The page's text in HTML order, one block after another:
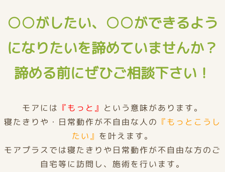
○○がしたい、○○ができるよう
になりたいを諦めていませんか？
諦める前にぜひご相談下さい！
モアには 『もっと』 という意味があります。
寝たきりや・日常動作が不自由な人の 『もっとこうし
たい』 を叶えます。
モアプラスでは寝たきりや日常動作が不自由な方のご
自宅等に訪問し、施術を行います。